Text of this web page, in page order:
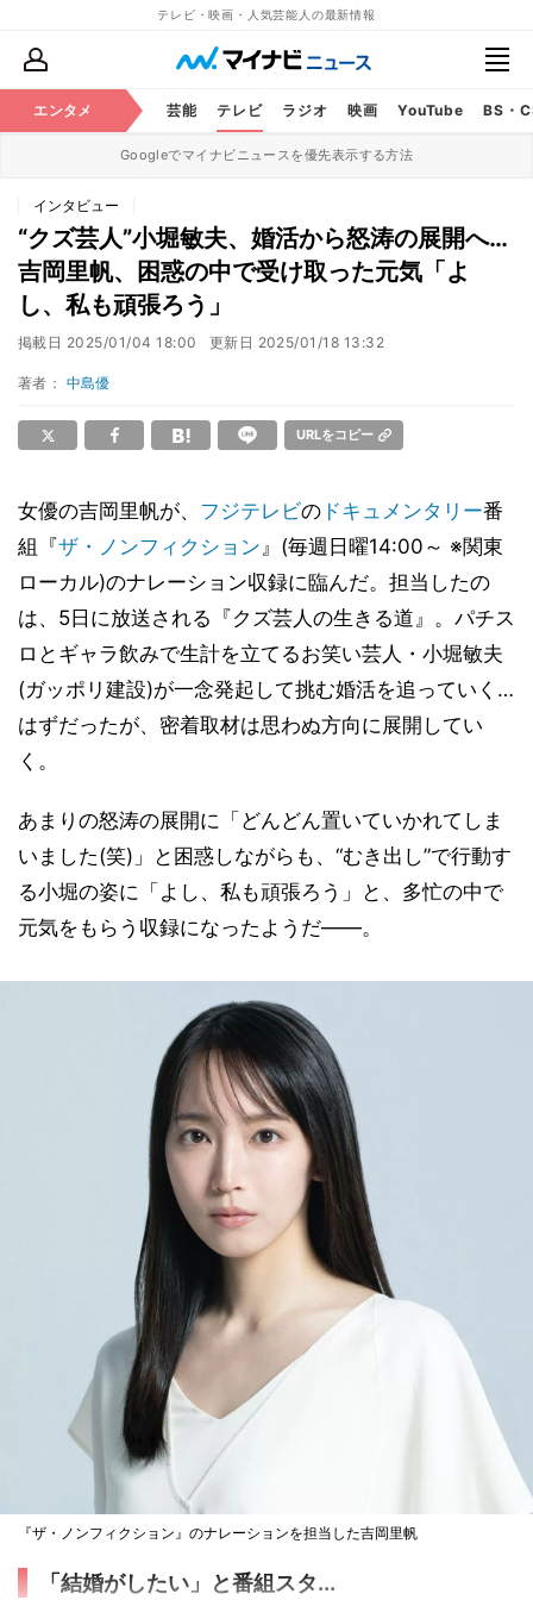
テレビ・映画・人気芸能人の最新情報
エンタメ 芸能 テレビ ラジオ 映画 YouTube BS・
Googleでマイナビニュースを優先表示する方法
インタビュー
“クズ芸人”小堀敏夫、婚活から怒涛の展開へ…
吉岡里帆、困惑の中で受け取った元気「よ
し、私も頑張ろう」
掲載日 2025/01/04 18:00 更新日 2025/01/18 13:32
著者： 中島優
URLをコピー
女優の吉岡里帆が、 フジテレビの ドキュメンタリー番
組『ザ・ノンフィクション』(毎週日曜14:00～ ※関東
ローカル)のナレーション収録に臨んだ。担当したの
は、5日に放送される『クズ芸人の生きる道』。パチス
ロとギャラ飲みで生計を立てるお笑い芸人・小堀敏夫
(ガッポリ建設)が一念発起して挑む婚活を追っていく…
はずだったが、密着取材は思わぬ方向に展開してい
く。
あまりの怒涛の展開に「どんどん置いていかれてしま
いました(笑)」と困惑しながらも、“むき出し”で行動す
る小堀の姿に「よし、私も頑張ろう」と、多忙の中で
元気をもらう収録になったようだ――。
『ザ・ノンフィクション』のナレーションを担当した吉岡里帆
「結婚がしたい」と番組スタ...